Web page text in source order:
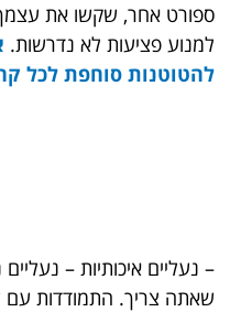
ספורט אחר, שקשו את עצמך
למנוע פציעות לא נדרשות.
להטוטנות סוחפת לכל
– נעליים איכותיות –
שאתה צריך. התמודדות עם